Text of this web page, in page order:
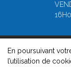
© 2026, Greffe
En poursuivant
l’utilisation de